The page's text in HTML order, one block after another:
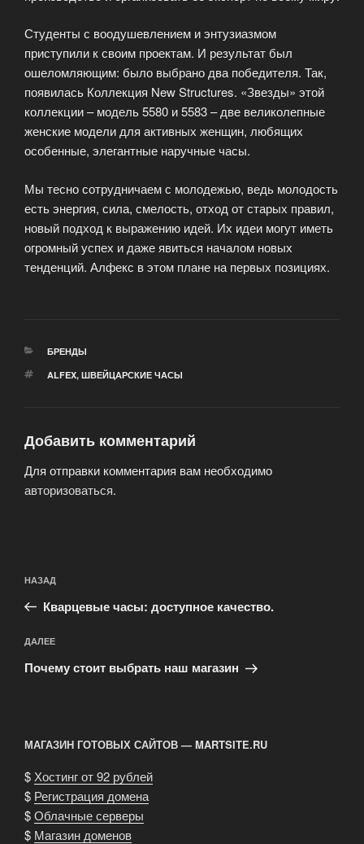
Студенты с воодушевлением и энтузиазмом
приступили к своим проектам. И результат был
ошеломляющим: было выбрано два победителя. Так,
появилась Коллекция New Structures. «Звезды» этой
коллекции – модель 5580 и 5583 – две великолепные
женские модели для активных женщин, любящих
особенные, элегантные наручные часы.
Мы тесно сотрудничаем с молодежью, ведь молодость
есть энергия, сила, смелость, отход от старых правил,
новый подход к выражению идей. Их идеи могут иметь
огромный успех и даже явиться началом новых
тенденций. Алфекс в этом плане на первых позициях.
РУБРИКИ
БРЕНДЫ
МЕТКИ
ALFEX, ШВЕЙЦАРСКИЕ ЧАСЫ
Добавить комментарий
Для отправки комментария вам необходимо
авторизоваться.
по
записям
Предыдущая
запись:
НАЗАД
Кварцевые часы: доступное качество.
Следующая
запись
ДАЛЕЕ
Почему стоит выбрать наш магазин
МАГАЗИН ГОТОВЫХ САЙТОВ — MARTSITE.RU
$ Хостинг от 92 рублей
$ Регистрация домена
$Облачные серверы
$ Магазин доменов